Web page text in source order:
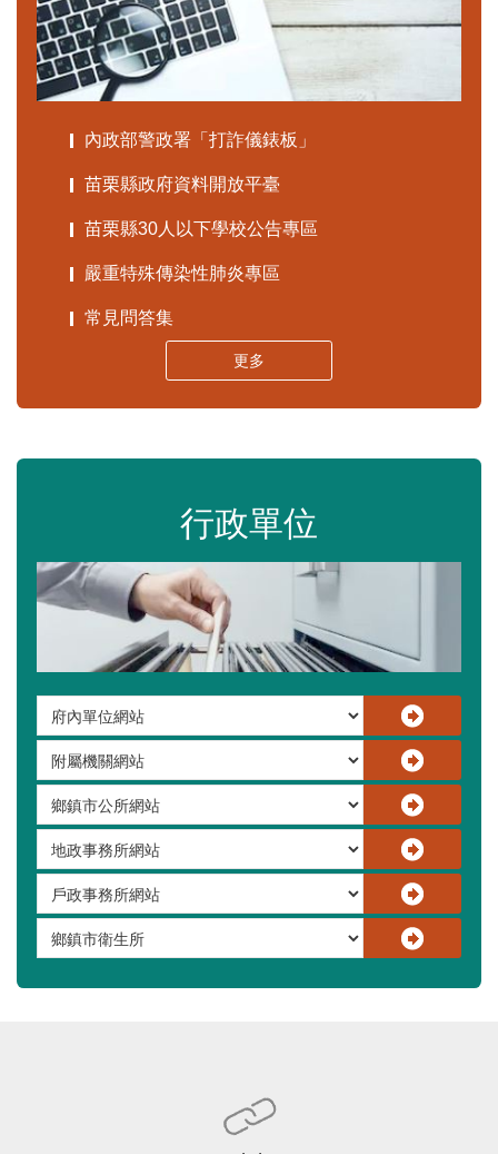
內政部警政署「打詐儀錶板」
苗栗縣政府資料開放平臺
苗栗縣30人以下學校公告專區
嚴重特殊傳染性肺炎專區
常見問答集
更多
行政單位